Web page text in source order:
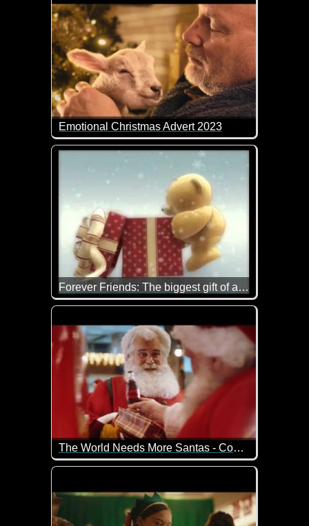
Emotional Christmas Advert 2023
Das ist doch mal wieder ein Video, das einen sehr
Es zeigt was es bedeutet, dement zu sein. Der
Forever Friends: The biggest gift of all is...
Das größte Geschenk zu Weihnachten neben
The World Needs More Santas - Coca-Cola
Der Coca-Cola-Weihnachtsfilm 2023 porträtiert